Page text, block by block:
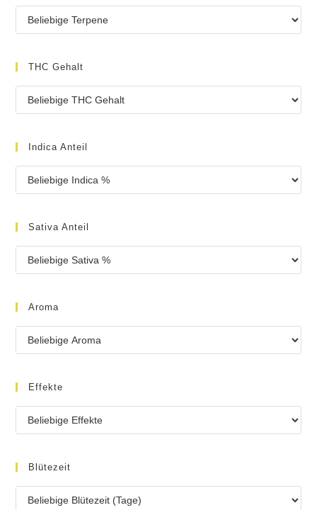
THC Gehalt
Indica Anteil
Sativa Anteil
Aroma
Effekte
Blütezeit